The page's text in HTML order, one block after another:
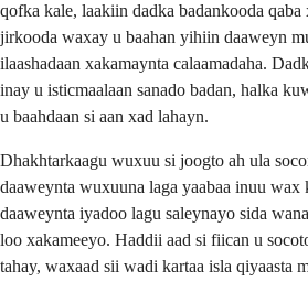
qofka kale, laakiin dadka badankooda qaba
jirkooda waxay u baahan yihiin daaweyn
ilaashadaan xakamaynta calaamadaha.
inay u isticmaalaan sanado badan, halka
u baahdaan si aan xad lahayn.
Dhakhtarkaagu wuxuu si joogto ah ula
daaweynta wuxuuna laga yaabaa inuu wax
daaweynta iyadoo lagu saleynayo sida
loo xakameeyo. Haddii aad si fiican u
tahay, waxaad sii wadi kartaa isla qiyaasta